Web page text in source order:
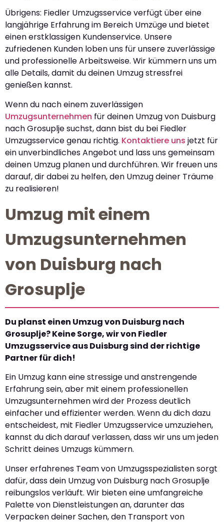
Übrigens: Fiedler Umzugsservice verfügt über eine
langjährige Erfahrung im Bereich Umzüge und bietet
einen erstklassigen Kundenservice. Unsere
zufriedenen Kunden loben uns für unsere zuverlässige
und professionelle Arbeitsweise. Wir kümmern uns um
alle Details, damit du deinen Umzug stressfrei
genießen kannst.
Wenn du nach einem zuverlässigen
Umzugsunternehmen für deinen Umzug von Duisburg
nach Grosuplje suchst, dann bist du bei Fiedler
Umzugsservice genau richtig. Kontaktiere uns jetzt für
ein unverbindliches Angebot und lass uns gemeinsam
deinen Umzug planen und durchführen. Wir freuen uns
darauf, dir dabei zu helfen, den Umzug deiner Träume
zu realisieren!
Umzug mit einem
Umzugsunternehmen
von Duisburg nach
Grosuplje
Du planst einen Umzug von Duisburg nach
Grosuplje? Keine Sorge, wir von Fiedler
Umzugsservice aus Duisburg sind der richtige
Partner für dich!
Ein Umzug kann eine stressige und anstrengende
Erfahrung sein, aber mit einem professionellen
Umzugsunternehmen wird der Prozess deutlich
einfacher und effizienter werden. Wenn du dich dazu
entscheidest, mit Fiedler Umzugsservice umzuziehen,
kannst du dich darauf verlassen, dass wir uns um jeden
Schritt deines Umzugs kümmern.
Unser erfahrenes Team von Umzugsspezialisten sorgt
dafür, dass dein Umzug von Duisburg nach Grosuplje
reibungslos verläuft. Wir bieten eine umfangreiche
Palette von Dienstleistungen an, darunter das
Verpacken deiner Sachen, den Transport von